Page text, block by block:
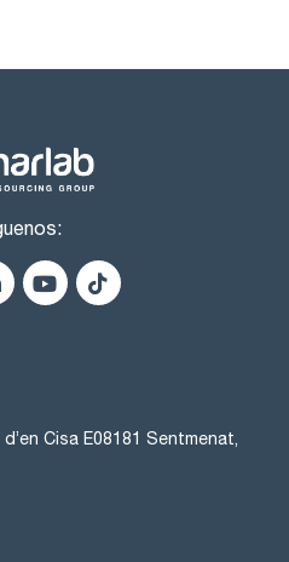
Cisa E08181 Sentmenat,